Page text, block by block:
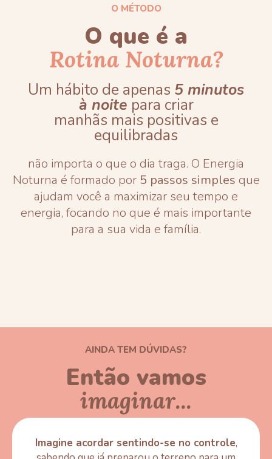
O MÉTODO
O que é a
Rotina Noturna?
Um hábito de apenas 5 minutos
à noite para criar
manhãs mais positivas e
equilibradas
não importa o que o dia traga. O Energia
Noturna é formado por 5 passos simples que
ajudam você a maximizar seu tempo e
energia, focando no que é mais importante
para a sua vida e família.
AINDA TEM DÚVIDAS?
Então vamos
imaginar...
Imagine acordar sentindo-se no controle,